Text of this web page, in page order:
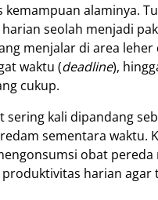
alaminya.
seolah menjadi
menjalar di area leher
waktu (deadline),
cukup.
sering kali dipandang
sementara waktu.
obat pereda
harian agar